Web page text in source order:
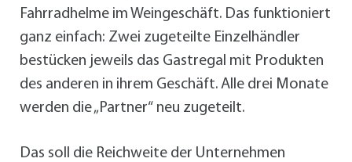
Fahrradhelme im Weingeschäft. Das funktioniert
ganz einfach: Zwei zugeteilte Einzelhändler
bestücken jeweils das Gastregal mit Produkten
des anderen in ihrem Geschäft. Alle drei Monate
werden die „Partner“ neu zugeteilt.
Das soll die Reichweite der Unternehmen